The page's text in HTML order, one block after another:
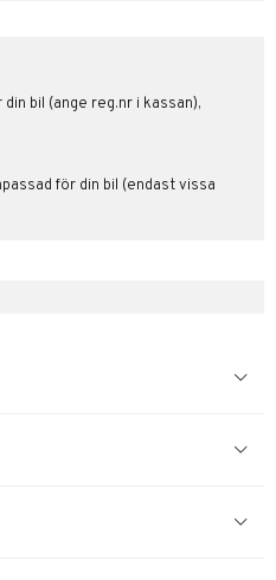
bil (ange reg.nr i kassan),
för din bil (endast vissa